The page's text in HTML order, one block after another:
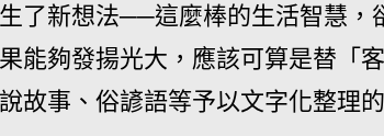
了新想法──這麼棒的生活智慧，
能夠發揚光大，應該可算是替「
故事、俗諺語等予以文字化整理